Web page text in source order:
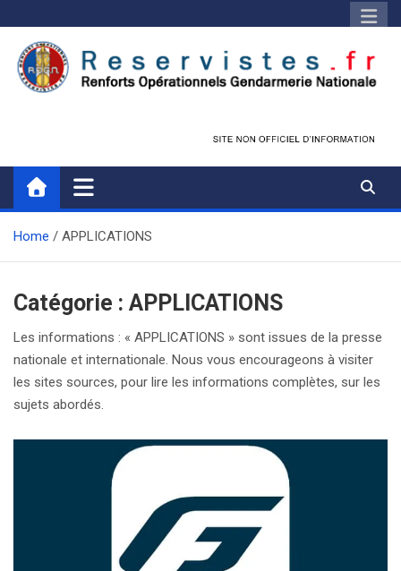
to
content
Home APPLICATIONS
Catégorie : APPLICATIONS
Les informations : « APPLICATIONS » sont issues de la presse
nationale et internationale. Nous vous encourageons à visiter
les sites sources, pour lire les informations complètes, sur les
sujets abordés.